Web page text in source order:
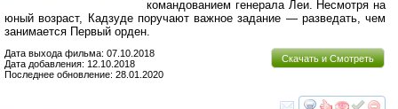
командованием генерала Леи. Несмотря на
юный возраст, Кадзуде поручают важное задание — разведать, чем
занимается Первый орден.
Скачать и Смотреть
Дата выхода фильма: 07.10.2018
Дата добавления: 12.10.2018
Последнее обновление: 28.01.2020